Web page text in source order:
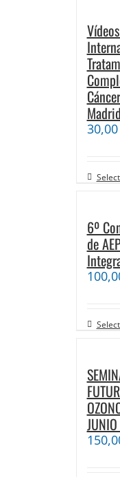
Madrid
30,00
6º
de